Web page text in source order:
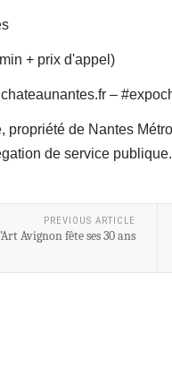
+ prix d'appel)
–
propriété de Nantes
de service publique.
PREVIOUS ARTICLE
Avignon fête ses 30 ans